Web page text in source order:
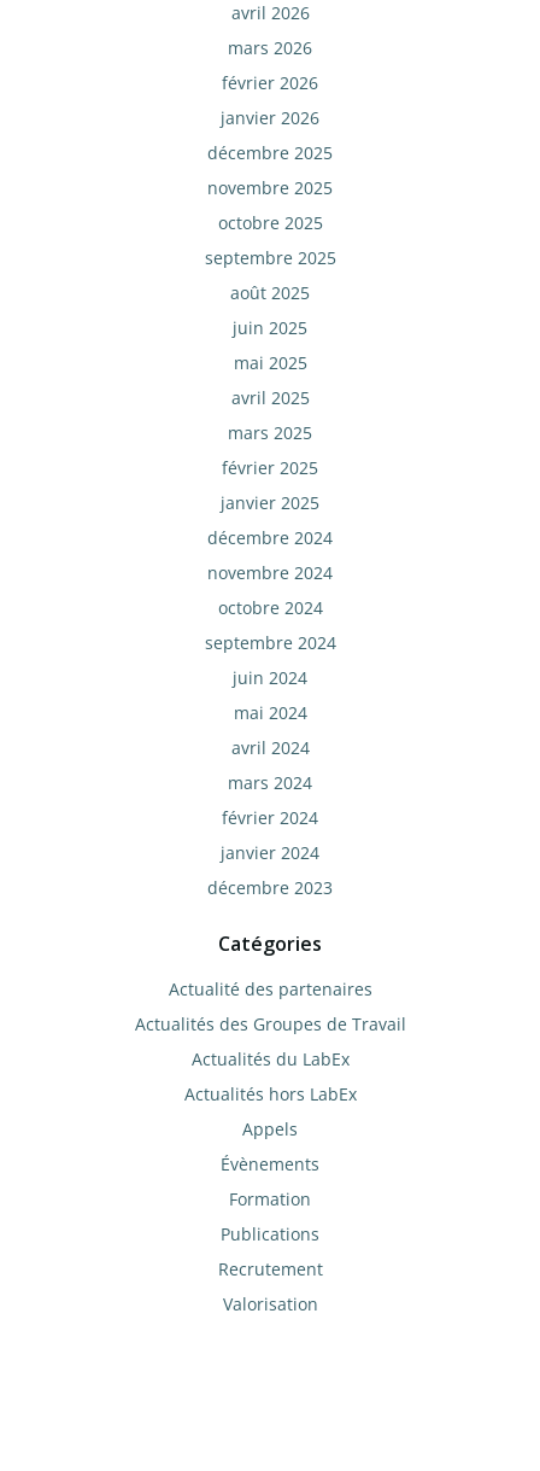
avril 2026
mars 2026
février 2026
janvier 2026
décembre 2025
novembre 2025
octobre 2025
septembre 2025
août 2025
juin 2025
mai 2025
avril 2025
mars 2025
février 2025
janvier 2025
décembre 2024
novembre 2024
octobre 2024
septembre 2024
juin 2024
mai 2024
avril 2024
mars 2024
février 2024
janvier 2024
décembre 2023
Catégories
Actualité des partenaires
Actualités des Groupes de Travail
Actualités du LabEx
Actualités hors LabEx
Appels
Évènements
Formation
Publications
Recrutement
Valorisation